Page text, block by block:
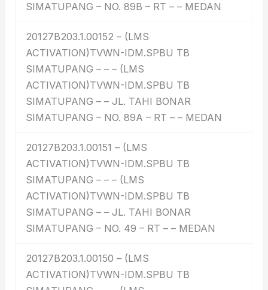
SIMATUPANG – NO. 89B – RT – – MEDAN
20127B203.1.00152 – (LMS
ACTIVATION)TVWN-IDM.SPBU TB
SIMATUPANG – – – (LMS
ACTIVATION)TVWN-IDM.SPBU TB
SIMATUPANG – – JL. TAHI BONAR
SIMATUPANG – NO. 89A – RT – – MEDAN
20127B203.1.00151 – (LMS
ACTIVATION)TVWN-IDM.SPBU TB
SIMATUPANG – – – (LMS
ACTIVATION)TVWN-IDM.SPBU TB
SIMATUPANG – – JL. TAHI BONAR
SIMATUPANG – NO. 49 – RT – – MEDAN
20127B203.1.00150 – (LMS
ACTIVATION)TVWN-IDM.SPBU TB